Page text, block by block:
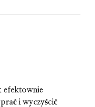
efektownie
i wyczyścić